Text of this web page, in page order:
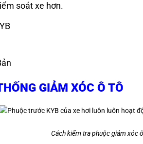
soát xe hơn.
GIẢM XÓC Ô TÔ
Cách kiểm tra phuộc giảm xóc